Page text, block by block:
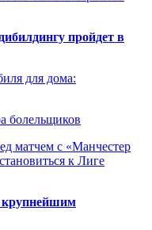
пройдет в
для дома:
болельщиков
матчем с «Манчестер
к Лиге
крупнейшим